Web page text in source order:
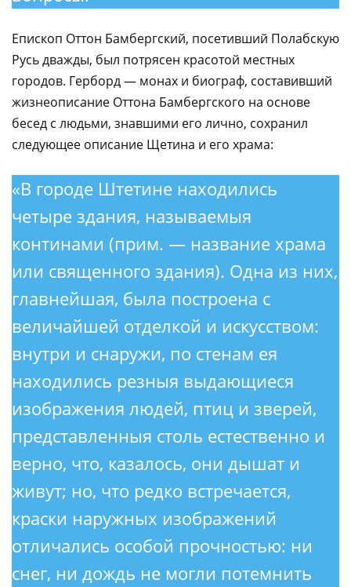
Епископ Оттон Бамбергский, посетивший Полабскую
Русь дважды, был потрясен красотой местных
городов. Герборд — монах и биограф, составивший
жизнеописание Оттона Бамбергского на основе
бесед с людьми, знавшими его лично, сохранил
следующее описание Щетина и его храма:
«В городе Штетине находились
четыре здания, называемыя
континами (прим. — название храма
или священного здания). Одна из них,
главнейшая, была построена с
величайшей отделкой и искусством:
внутри и снаружи, по стенам ея
находились резныя выдающиеся
изображения людей, птиц и зверей,
представленныя столь естественно и
верно, что, казалось, они дышат и
живут; но, что редко встречается,
краски наружных изображений
отличались особой прочностью: ни
снег, ни дождь не могли потемнить